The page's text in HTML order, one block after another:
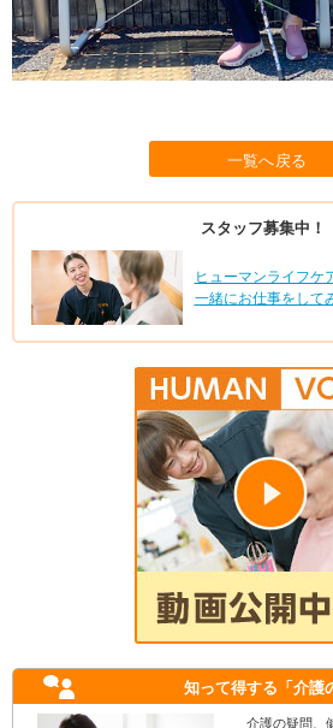
一覧へ戻る
スタッフ募集中！
ヒューマンライフケ
一緒にお仕事をして
知って得する 「介護
介護の疑問、